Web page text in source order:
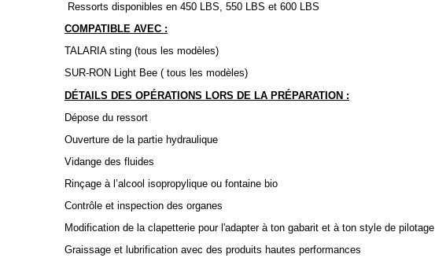
Ressorts disponibles en 450 LBS, 550 LBS et 600 LBS
COMPATIBLE AVEC :
TALARIA sting (tous les modèles)
SUR-RON Light Bee ( tous les modèles)
DÉTAILS DES OPÉRATIONS LORS DE LA PRÉPARATION :
Dépose du ressort
Ouverture de la partie hydraulique
Vidange des fluides
Rinçage à l’alcool isopropylique ou fontaine bio
Contrôle et inspection des organes
Modification de la clapetterie pour l'adapter à ton gabarit et à ton style de pilotage
Graissage et lubrification avec des produits hautes performances